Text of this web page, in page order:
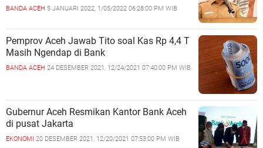
BANDA ACEH 5 JANUARI 2022, 1/05/2022 06:28:00 PM WIB
Pemprov Aceh Jawab Tito soal Kas Rp 4,4 T
Masih Ngendap di Bank
BANDA ACEH 24 DESEMBER 2021, 12/24/2021 07:40:00 PM WIB
Gubernur Aceh Resmikan Kantor Bank Aceh
di pusat Jakarta
EKONOMI 20 DESEMBER 2021, 12/20/2021 07:53:00 PM WIB